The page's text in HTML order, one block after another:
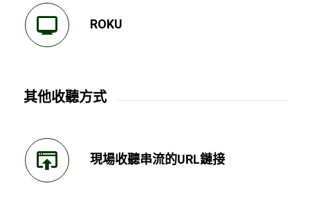
ROKU
其他收聽方式
現場收聽串流的URL鏈接